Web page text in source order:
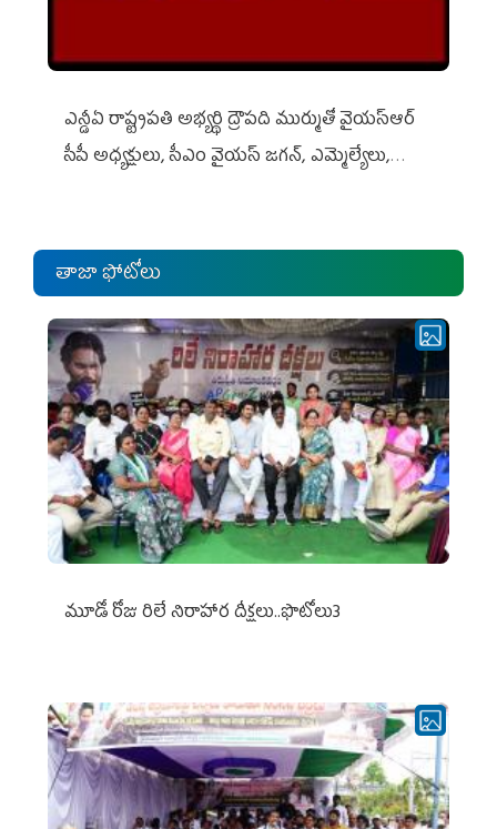
ఎన్డీఏ రాష్ట్ర‌ప‌తి అభ్య‌ర్థి ద్రౌప‌ది ముర్ముతో వైయ‌స్ఆర్
సీపీ అధ్య‌క్షులు, సీఎం వైయ‌స్ జ‌గ‌న్, ఎమ్మెల్యేలు,
తాజా ఫోటోలు
మూడో రోజు రిలే నిరాహార దీక్షలు..ఫొటోలు3